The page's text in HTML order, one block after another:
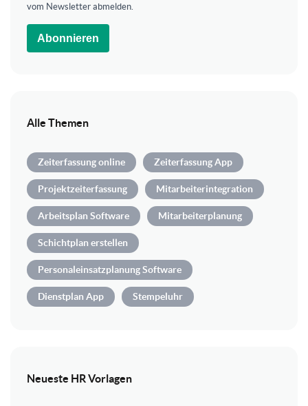
vom Newsletter abmelden.
Abonnieren
Alle Themen
Zeiterfassung online Zeiterfassung App
Projektzeiterfassung Mitarbeiterintegration
Arbeitsplan Software Mitarbeiterplanung
Schichtplan erstellen
Personaleinsatzplanung Software
Dienstplan App Stempeluhr
Neueste HR Vorlagen